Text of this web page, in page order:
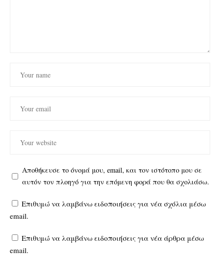
Αποθήκευσε το όνομά μου, email, και τον ιστότοπο μου σε
αυτόν τον πλοηγό για την επόμενη φορά που θα σχολιάσω.
Επιθυμώ να λαμβάνω ειδοποιήσεις για νέα σχόλια μέσω
email.
Επιθυμώ να λαμβάνω ειδοποιήσεις για νέα άρθρα μέσω
email.